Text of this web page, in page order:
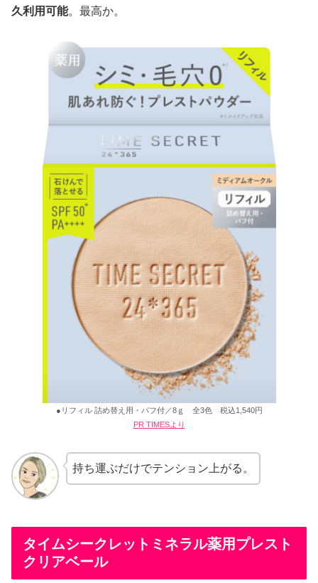
久利用可能。最高か。
●リフィル 詰め替え用・パフ付／8ｇ 全3色 税込1,540円
PR TIMESより
持ち運ぶだけでテンション上がる。
タイムシークレットミネラル薬用プレスト
クリアベール